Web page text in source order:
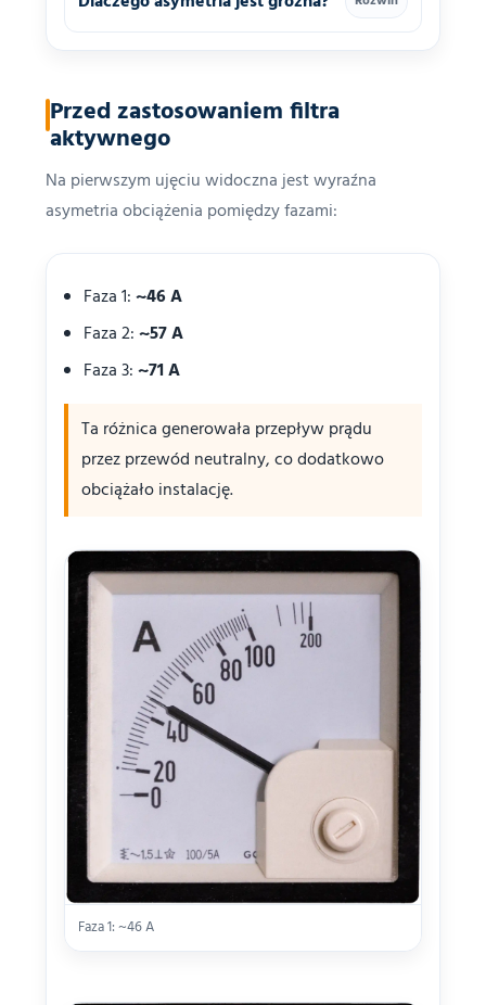
Przed zastosowaniem filtra
aktywnego
Na pierwszym ujęciu widoczna jest wyraźna
asymetria obciążenia pomiędzy fazami:
Faza 1:~46 A
Faza 2:~57 A
Faza 3:~71 A
Ta różnica generowała przepływ prądu
przez przewód neutralny, co dodatkowo
obciążało instalację.
Faza 1: ~46 A